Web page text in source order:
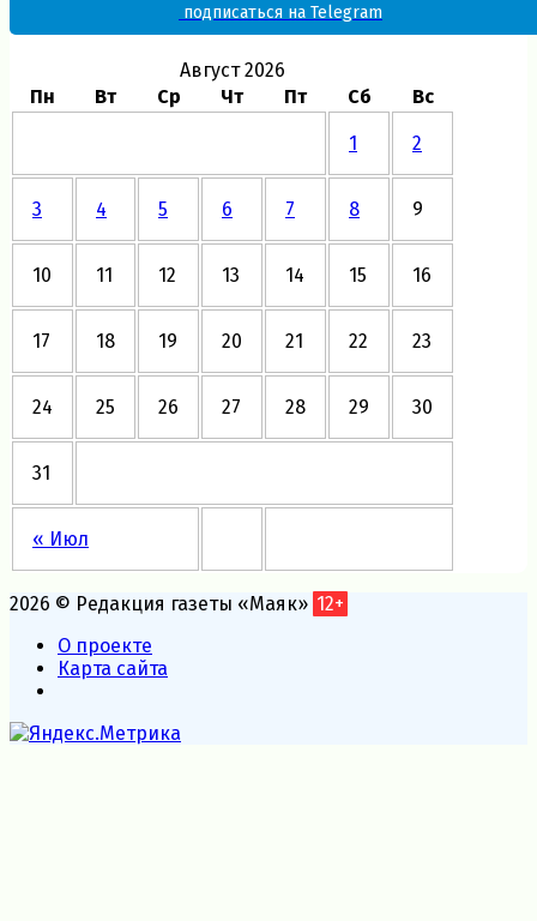
подписаться на Telegram
Август 2026
Пн
Вт Ср Чт Пт Сб Вс
« Июл
1 2
3 4 5 6 7 8 9
10 11 12 13 14 15 16
17 18 19 20 21 22 23
24 25 26 27 28 29 30
31
2026 © Редакция газеты «Маяк» 12+
О проекте
Карта сайта